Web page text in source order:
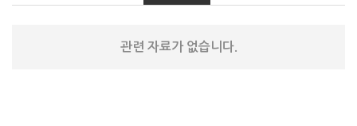
관련 자료가 없습니다.